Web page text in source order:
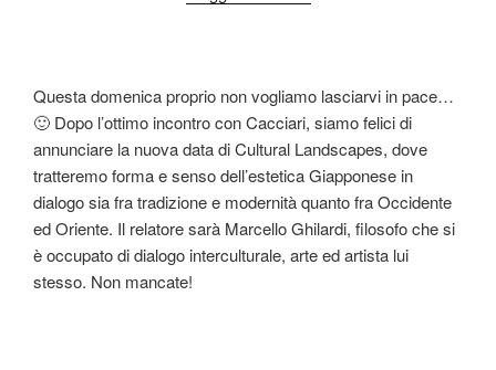
Questa domenica proprio non vogliamo lasciarvi in pace…
🙂 Dopo l’ottimo incontro con Cacciari, siamo felici di
annunciare la nuova data di Cultural Landscapes, dove
tratteremo forma e senso dell’estetica Giapponese in
dialogo sia fra tradizione e modernità quanto fra Occidente
ed Oriente. Il relatore sarà Marcello Ghilardi, filosofo che si
è occupato di dialogo interculturale, arte ed artista lui
stesso. Non mancate!